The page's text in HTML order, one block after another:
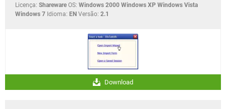
Licença: Shareware OS: Windows 2000 Windows XP Windows Vista
Windows 7 Idioma: EN Versão: 2.1
Download